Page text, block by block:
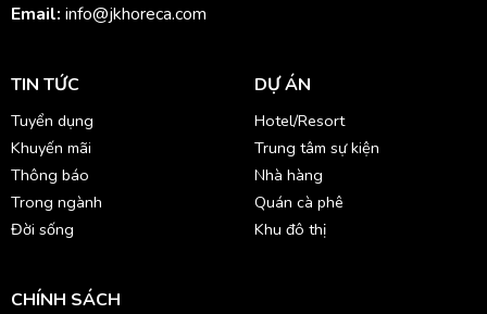
Email: info@jkhoreca.com
TIN TỨC
Tuyển dụng
Khuyến mãi
Thông báo
Trong ngành
Đời sống
DỰ ÁN
Hotel/Resort
Trung tâm sự kiện
Nhà hàng
Quán cà phê
Khu đô thị
CHÍNH SÁCH